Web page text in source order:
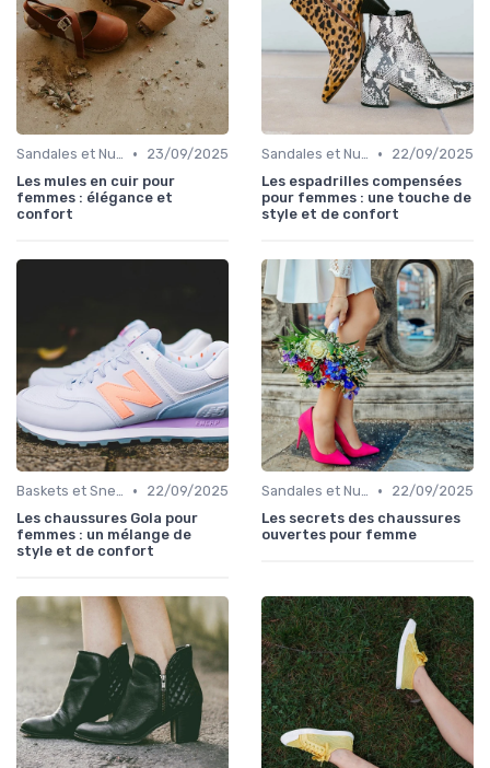
Sandales et Nu-pieds •
23/09/2025
Les mules en cuir pour
femmes : élégance et
confort
Sandales et Nu-pieds •
22/09/2025
Les espadrilles compensées
pour femmes : une touche de
style et de confort
Baskets et Sneakers •
22/09/2025
Les chaussures Gola pour
femmes : un mélange de
style et de confort
Sandales et Nu-pieds •
22/09/2025
Les secrets des chaussures
ouvertes pour femme